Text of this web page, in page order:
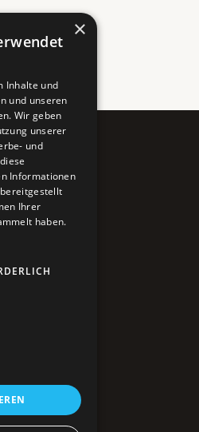
×
Inhalte und
und unseren
Wir geben
unserer
und
Informationen
Ihrer
haben.